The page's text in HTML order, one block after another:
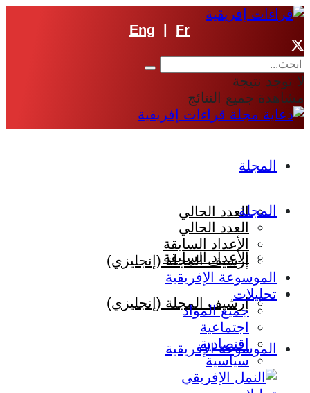
Eng Fr
لا توجد نتيجة
مشاهدة جميع النتائج
المجلة
العدد الحالي
الأعداد السابقة
إرشيف المجلة (إنجليزي)
الموسوعة الإفريقية
المجلة
العدد الحالي
الأعداد السابقة
إرشيف المجلة (إنجليزي)
الموسوعة الإفريقية
تحليلات
جميع المواد
اجتماعية
اقتصادية
سياسية